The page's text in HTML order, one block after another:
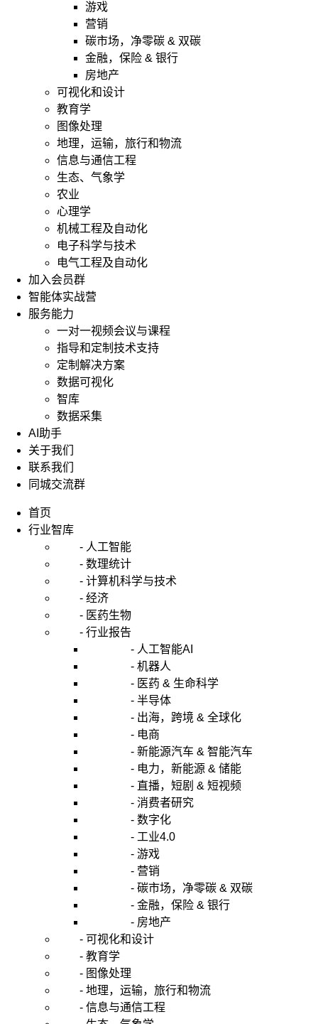
游戏
营销
碳市场，净零碳 & 双碳
金融，保险 & 银行
房地产
可视化和设计
教育学
图像处理
地理，运输，旅行和物流
信息与通信工程
生态、气象学
农业
心理学
机械工程及自动化
电子科学与技术
电气工程及自动化
加入会员群
智能体实战营
服务能力
一对一视频会议与课程
指导和定制技术支持
定制解决方案
数据可视化
智库
数据采集
AI助手
关于我们
联系我们
同城交流群
首页
行业智库
- 人工智能
- 数理统计
- 计算机科学与技术
- 经济
- 医药生物
- 行业报告
- 人工智能AI
- 机器人
- 医药 & 生命科学
- 半导体
- 出海，跨境 & 全球化
- 电商
- 新能源汽车 & 智能汽车
- 电力，新能源 & 储能
- 直播，短剧 & 短视频
- 消费者研究
- 数字化
- 工业4.0
- 游戏
- 营销
- 碳市场，净零碳 & 双碳
- 金融，保险 & 银行
- 房地产
- 可视化和设计
- 教育学
- 图像处理
- 地理，运输，旅行和物流
- 信息与通信工程